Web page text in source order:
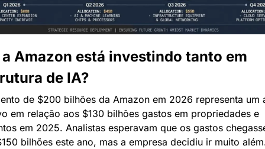
Amazon está investindo tanto em
de IA?
de $200 bilhões da Amazon em 2026 representa um
em relação aos $130 bilhões gastos em propriedades e
em 2025. Analistas esperavam que os gastos
bilhões este ano, mas a empresa decidiu ir muito